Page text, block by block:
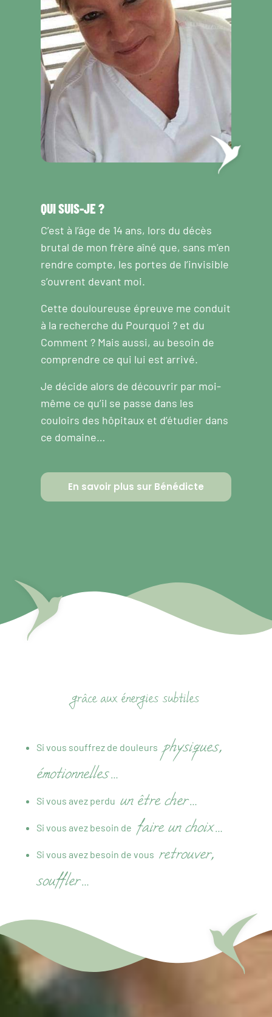
QUI SUIS-JE ?
C’est à l’âge de 14 ans, lors du décès
brutal de mon frère aîné que, sans m’en
rendre compte, les portes de l’invisible
s’ouvrent devant moi.
Cette douloureuse épreuve me conduit
à la recherche du Pourquoi ? et du
Comment ? Mais aussi, au besoin de
comprendre ce qui lui est arrivé.
Je décide alors de découvrir par moi-
même ce qu’il se passe dans les
couloirs des hôpitaux et d’étudier dans
ce domaine…
En savoir plus sur Bénédicte
grâce aux énergies subtiles
Si vous souffrez de douleurs physiques,
émotionnelles…
Si vous avez perdu un être cher…
Si vous avez besoin de faire un choix…
Si vous avez besoin de vous retrouver,
souffler…